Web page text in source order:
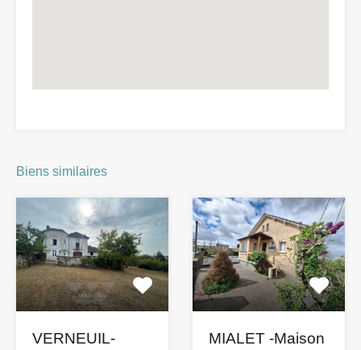
Biens similaires
VERNEUIL-
MIALET -Maison